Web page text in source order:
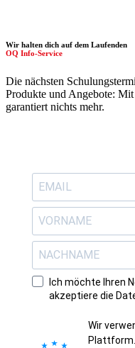
Wir halten dich auf dem Laufenden
OQ Info-Service
Die nächsten
Produkte und Angebote:
garantiert nichts mehr.
Ich möchte Ihren
akzeptiere die
Wir